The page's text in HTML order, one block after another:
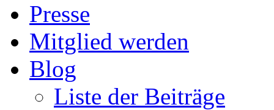
Presse
Mitglied werden
Blog
Liste der Beiträge